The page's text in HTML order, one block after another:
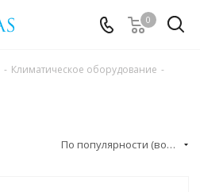
0
- Климатическое оборудование -
По популярности (возрастание)